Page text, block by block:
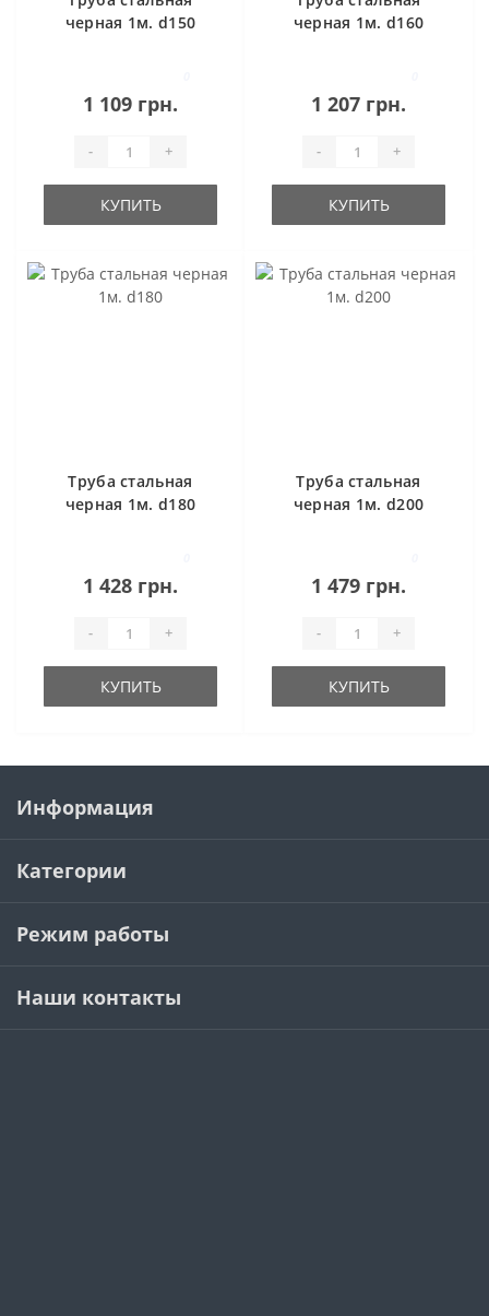
черная 1м. d150
1 109 грн.
- +
КУПИТЬ
черная 1м. d160
1 207 грн.
- +
КУПИТЬ
Труба стальная
черная 1м. d180
1 428 грн.
- +
КУПИТЬ
Труба стальная
черная 1м. d200
1 479 грн.
- +
КУПИТЬ
Информация
Категории
Режим работы
Наши контакты